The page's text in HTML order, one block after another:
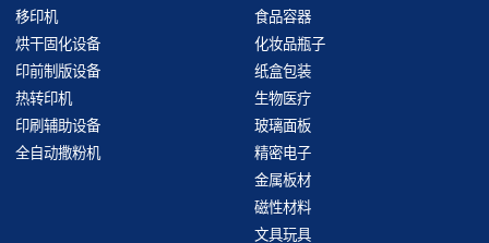
移印机
烘干固化设备
印前制版设备
热转印机
印刷辅助设备
全自动撒粉机
食品容器
化妆品瓶子
纸盒包装
生物医疗
玻璃面板
精密电子
金属板材
磁性材料
文具玩具